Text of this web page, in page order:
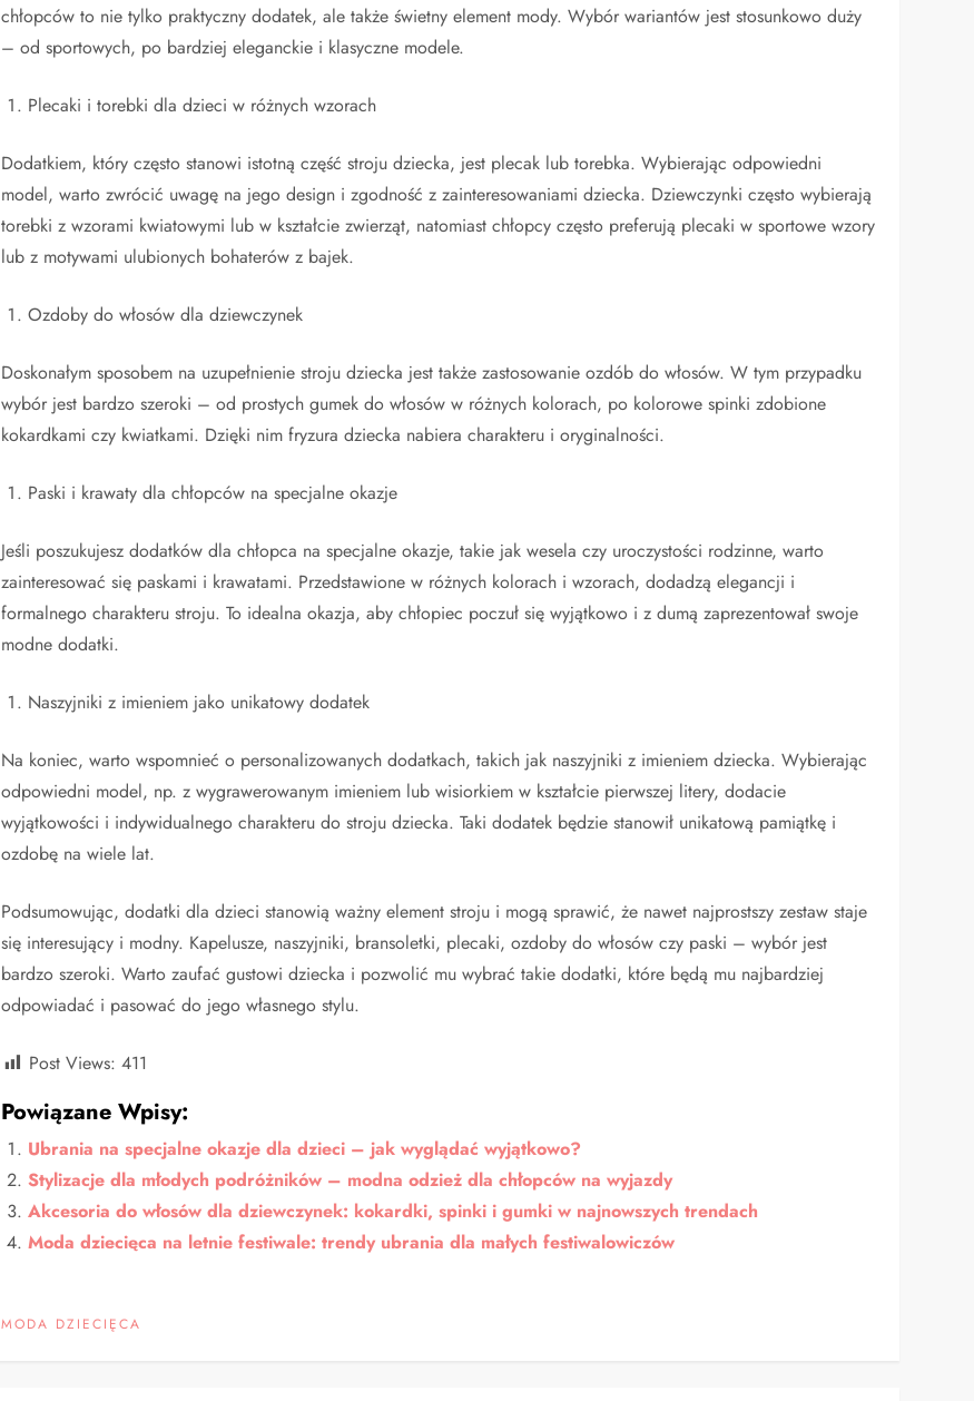
chłopców to nie tylko praktyczny dodatek, ale także świetny element mody. Wybór wariantów jest stosunkowo duży
– od sportowych, po bardziej eleganckie i klasyczne modele.
Plecaki i torebki dla dzieci w różnych wzorach
Dodatkiem, który często stanowi istotną część stroju dziecka, jest plecak lub torebka. Wybierając odpowiedni
model, warto zwrócić uwagę na jego design i zgodność z zainteresowaniami dziecka. Dziewczynki często wybierają
torebki z wzorami kwiatowymi lub w kształcie zwierząt, natomiast chłopcy często preferują plecaki w sportowe wzory
lub z motywami ulubionych bohaterów z bajek.
Ozdoby do włosów dla dziewczynek
Doskonałym sposobem na uzupełnienie stroju dziecka jest także zastosowanie ozdób do włosów. W tym przypadku
wybór jest bardzo szeroki – od prostych gumek do włosów w różnych kolorach, po kolorowe spinki zdobione
kokardkami czy kwiatkami. Dzięki nim fryzura dziecka nabiera charakteru i oryginalności.
Paski i krawaty dla chłopców na specjalne okazje
Jeśli poszukujesz dodatków dla chłopca na specjalne okazje, takie jak wesela czy uroczystości rodzinne, warto
zainteresować się paskami i krawatami. Przedstawione w różnych kolorach i wzorach, dodadzą elegancji i
formalnego charakteru stroju. To idealna okazja, aby chłopiec poczuł się wyjątkowo i z dumą zaprezentował swoje
modne dodatki.
Naszyjniki z imieniem jako unikatowy dodatek
Na koniec, warto wspomnieć o personalizowanych dodatkach, takich jak naszyjniki z imieniem dziecka. Wybierając
odpowiedni model, np. z wygrawerowanym imieniem lub wisiorkiem w kształcie pierwszej litery, dodacie
wyjątkowości i indywidualnego charakteru do stroju dziecka. Taki dodatek będzie stanowił unikatową pamiątkę i
ozdobę na wiele lat.
Podsumowując, dodatki dla dzieci stanowią ważny element stroju i mogą sprawić, że nawet najprostszy zestaw staje
się interesujący i modny. Kapelusze, naszyjniki, bransoletki, plecaki, ozdoby do włosów czy paski – wybór jest
bardzo szeroki. Warto zaufać gustowi dziecka i pozwolić mu wybrać takie dodatki, które będą mu najbardziej
odpowiadać i pasować do jego własnego stylu.
Post Views: 411
Powiązane Wpisy:
Ubrania na specjalne okazje dla dzieci – jak wyglądać wyjątkowo?
Stylizacje dla młodych podróżników – modna odzież dla chłopców na wyjazdy
Akcesoria do włosów dla dziewczynek: kokardki, spinki i gumki w najnowszych trendach
Moda dziecięca na letnie festiwale: trendy ubrania dla małych festiwalowiczów
MODA DZIECIĘCA